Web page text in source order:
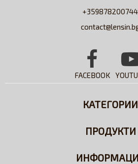
+359878200744
FACEBOOK
КАТЕГОРИИ
ПРОДУКТИ